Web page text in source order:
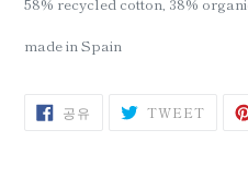
made in Spain
공유 SHARE TWEET트